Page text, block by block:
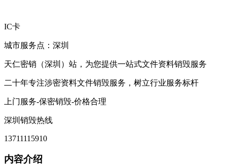
IC卡
城市服务点：深圳
天仁密销（深圳）站，为您提供一站式文件资料销毁服务
二十年专注涉密资料文件销毁服务，树立行业服务标杆
上门服务-保密销毁-价格合理
深圳销毁热线
13711115910
内容介绍